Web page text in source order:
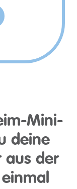
Mini-
deine
aus der